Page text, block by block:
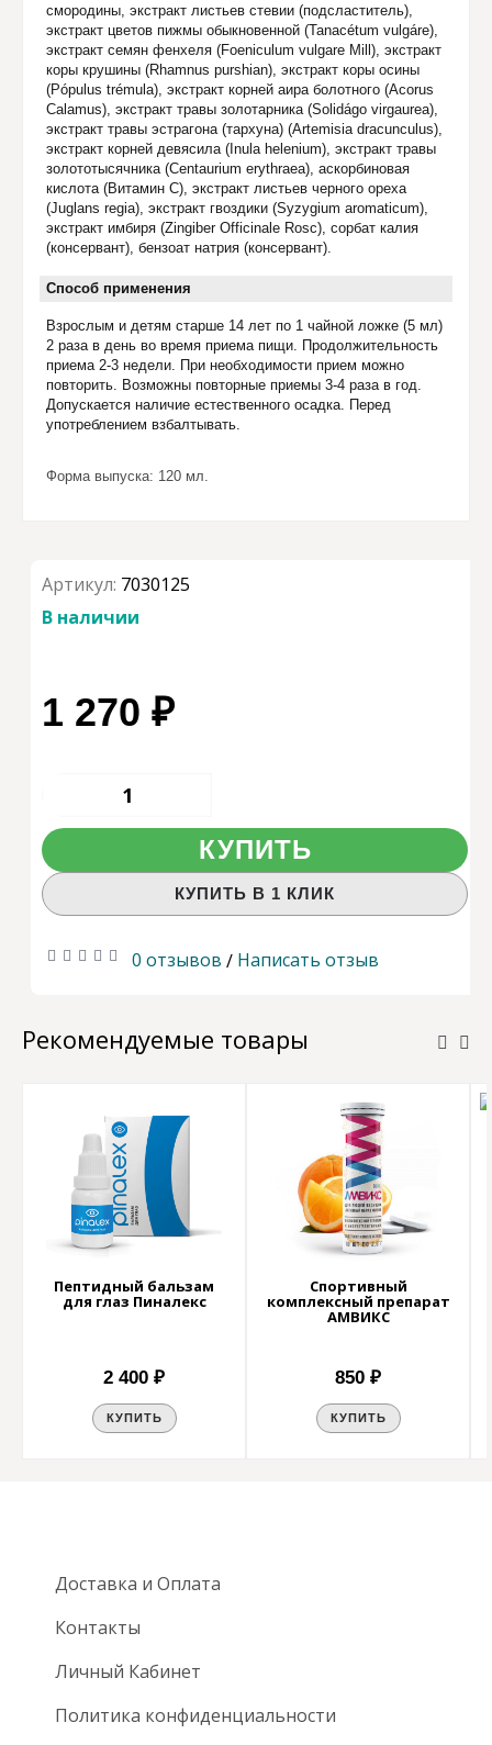
смородины, экстракт листьев стевии (подсластитель),
экстракт цветов пижмы обыкновенной (Tanacétum vulgáre),
экстракт семян фенхеля (Foeniculum vulgare Mill), экстракт
коры крушины (Rhamnus purshian), экстракт коры осины
(Pópulus trémula), экстракт корней аира болотного (Acorus
Calаmus), экстракт травы золотарника (Solidágo virgaurea),
экстракт травы эстрагона (тархуна) (Artemisia dracunculus),
экстракт корней девясила (Inula helenium), экстракт травы
золототысячника (Centaurium erythraea), аскорбиновая
кислота (Витамин С), экстракт листьев черного ореха
(Juglans regia), экстракт гвоздики (Syzygium aromaticum),
экстракт имбиря (Zingiber Officinale Rosc), сорбат калия
(консервант), бензоат натрия (консервант).
Способ применения
Взрослым и детям старше 14 лет по 1 чайной ложке (5 мл)
2 раза в день во время приема пищи. Продолжительность
приема 2-3 недели. При необходимости прием можно
повторить. Возможны повторные приемы 3-4 раза в год.
Допускается наличие естественного осадка. Перед
употреблением взбалтывать.
Форма выпуска: 120 мл.
Артикул: 7030125
В наличии
1 270 ₽
КУПИТЬ
КУПИТЬ В 1 КЛИК
0 отзывов / Написать отзыв
Рекомендуемые товары
Пептидный бальзам
для глаз Пиналекс
2 400 ₽
КУПИТЬ
Спортивный
комплексный препарат
АМВИКС
850 ₽
КУПИТЬ
Доставка и Оплата
Контакты
Личный Кабинет
Политика конфиденциальности